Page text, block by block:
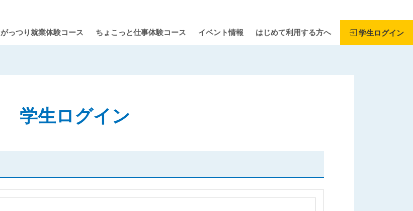
がっつり就業体験コース ちょこっと仕事体験コース イベント情報 はじめて利用する方へ 学生ログイン
学生ログイン